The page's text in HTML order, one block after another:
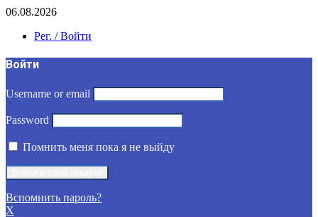
06.08.2026
Рег. / Войти
Войти
Username or email
Password
Помнить меня пока я не выйду
Вспомнить пароль?
X